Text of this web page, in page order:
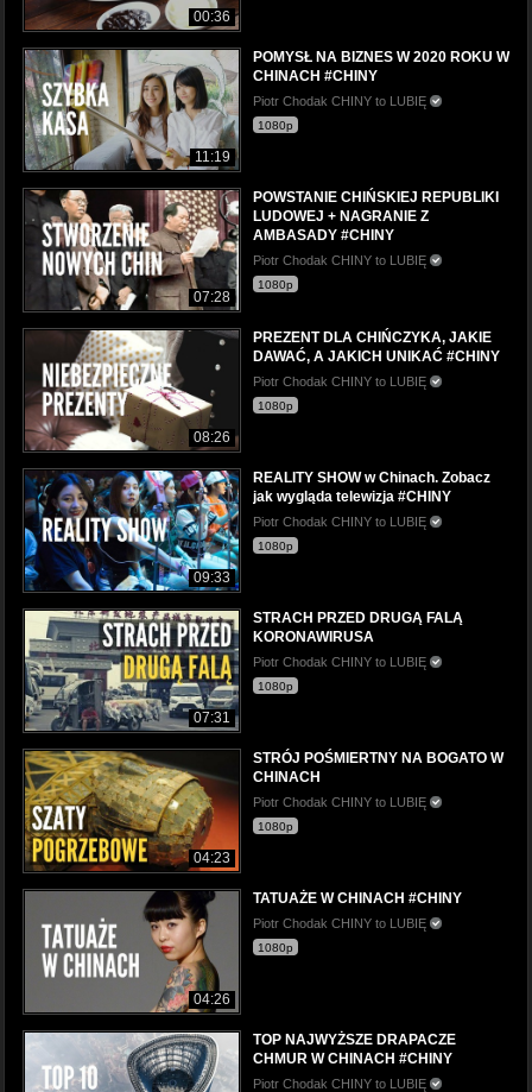
00:36
11:19
POMYSŁ NA BIZNES W 2020 ROKU W
CHINACH #CHINY
Piotr Chodak CHINY to LUBIĘ
1080p
07:28
POWSTANIE CHIŃSKIEJ REPUBLIKI
LUDOWEJ + NAGRANIE Z
AMBASADY #CHINY
Piotr Chodak CHINY to LUBIĘ
1080p
08:26
PREZENT DLA CHIŃCZYKA, JAKIE
DAWAĆ, A JAKICH UNIKAĆ #CHINY
Piotr Chodak CHINY to LUBIĘ
1080p
09:33
REALITY SHOW w Chinach. Zobacz
jak wygląda telewizja #CHINY
Piotr Chodak CHINY to LUBIĘ
1080p
07:31
STRACH PRZED DRUGĄ FALĄ
KORONAWIRUSA
Piotr Chodak CHINY to LUBIĘ
1080p
04:23
STRÓJ POŚMIERTNY NA BOGATO W
CHINACH
Piotr Chodak CHINY to LUBIĘ
1080p
04:26
TATUAŻE W CHINACH #CHINY
Piotr Chodak CHINY to LUBIĘ
1080p
TOP NAJWYŻSZE DRAPACZE
CHMUR W CHINACH #CHINY
Piotr Chodak CHINY to LUBIĘ